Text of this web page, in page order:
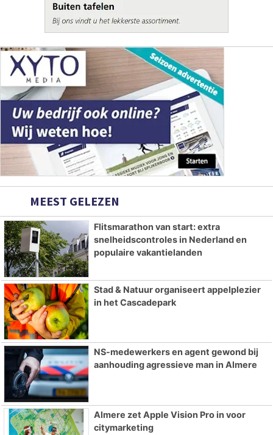
MEEST GELEZEN
Flitsmarathon van start: extra
snelheidscontroles in Nederland en
populaire vakantielanden
Stad & Natuur organiseert appelplezier
in het Cascadepark
NS-medewerkers en agent gewond bij
aanhouding agressieve man in Almere
Almere zet Apple Vision Pro in voor
citymarketing